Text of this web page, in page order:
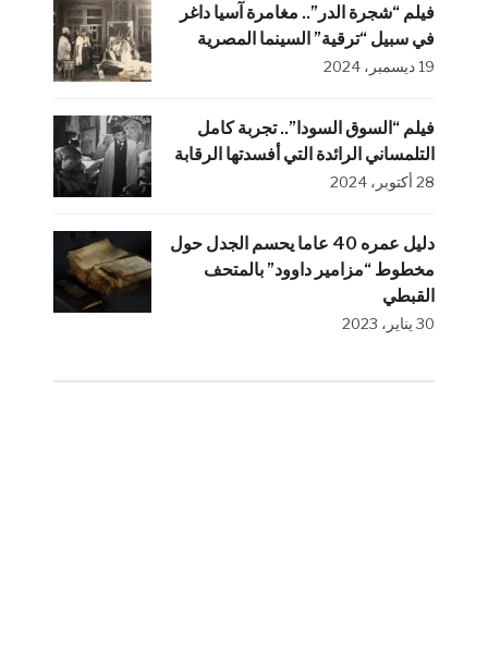
فيلم “شجرة الدر”.. مغامرة آسيا داغر
في سبيل “ترقية” السينما المصرية
19 ديسمبر، 2024
فيلم “السوق السودا”.. تجربة كامل
التلمساني الرائدة التي أفسدتها الرقابة
28 أكتوبر، 2024
دليل عمره 40 عاما يحسم الجدل حول
مخطوط “مزامير داوود” بالمتحف
القبطي
30 يناير، 2023